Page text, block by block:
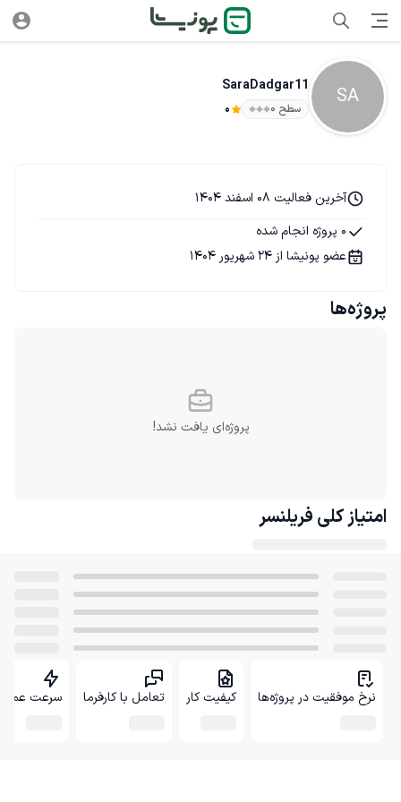
SA
SaraDadgar11
سطح ۰ 0
آخرین فعالیت 08 اسفند 1404
0 پروژه انجام شده
عضو پونیشا از 24 شهریور 1404
پروژه‌ها
پروژه‌ای یافت نشد!
امتیاز کلی فریلنسر
نرخ موفقیت در پروژه‌ها کیفیت کار تعامل با کارفرما سرعت عمل